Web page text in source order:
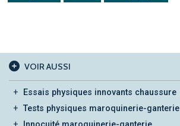
VOIR AUSSI
Essais physiques innovants chaussure
Tests physiques maroquinerie-ganterie